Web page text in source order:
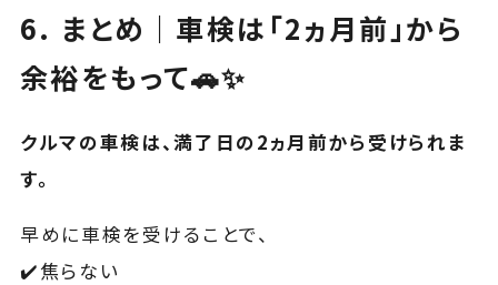
6. まとめ｜車検は「2ヵ月前」から
余裕をもって🚗✨
クルマの車検は、満了日の2ヵ月前から受けられま
す。
早めに車検を受けることで、
✔️焦らない